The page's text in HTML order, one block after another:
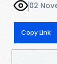
02
Copy Link